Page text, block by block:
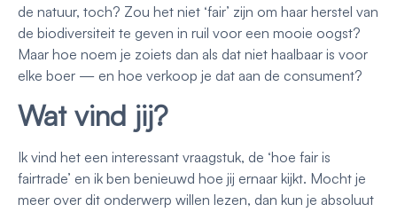
de natuur, toch? Zou het niet ‘fair’ zijn om haar herstel van
de biodiversiteit te geven in ruil voor een mooie oogst?
Maar hoe noem je zoiets dan als dat niet haalbaar is voor
elke boer — en hoe verkoop je dat aan de consument?
Wat vind jij?
Ik vind het een interessant vraagstuk, de ‘hoe fair is
fairtrade’ en ik ben benieuwd hoe jij ernaar kijkt. Mocht je
meer over dit onderwerp willen lezen, dan kun je absoluut